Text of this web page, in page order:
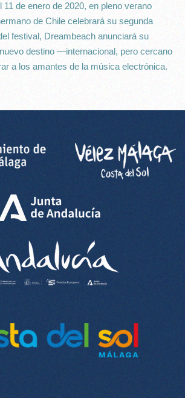
11 de enero de 2020, en pleno verano
de Chile celebrará su segunda
festival, Dreambeach anunciará su
destino —internacional, pero cercano
a los amantes de la música electrónica.